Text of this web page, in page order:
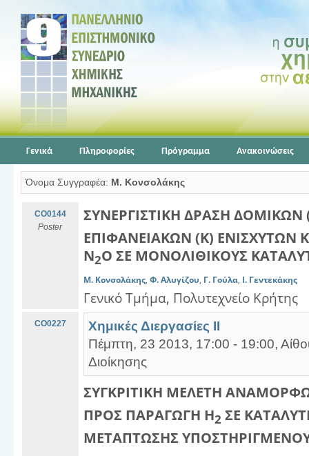
Γενικά Πληροφορίες Πρόγραμμα Ανακοινώσεις
Όνομα Συγγραφέα: Μ. Κονσολάκης
CO0144
Poster
ΣΥΝΕΡΓΙΣΤΙΚΗ ΔΡΑΣΗ ΔΟΜΙΚΩΝ
ΕΠΙΦΑΝΕΙΑΚΩΝ (Κ) ΕΝΙΣΧΥΤΩΝ
Ν2Ο ΣΕ ΜΟΝΟΛΙΘΙΚΟΥΣ
Μ. Κονσολάκης, Φ. Αλυγίζου, Γ. Γούλα, Ι. Γεντεκάκης
Γενικό Τμήμα, Πολυτεχνείο Κρήτης
CO0227
Χημικές Διεργασίες ΙΙ
Πέμπτη, 23 2013, 17:00 - 19:00,
Διοίκησης
ΣΥΓΚΡΙΤΙΚΗ ΜΕΛΕΤΗ
ΠΡΟΣ ΠΑΡΑΓΩΓΗ Η2 ΣΕ
ΜΕΤΑΠΤΩΣΗΣ